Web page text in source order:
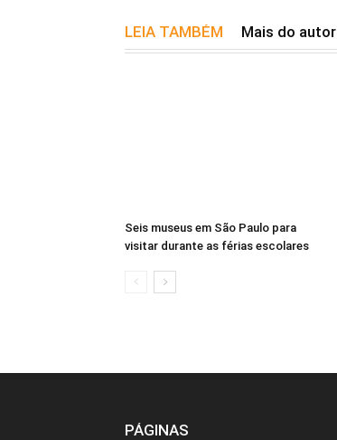
LEIA TAMBÉM Mais do autor
Seis museus em São Paulo para
visitar durante as férias escolares
PÁGINAS